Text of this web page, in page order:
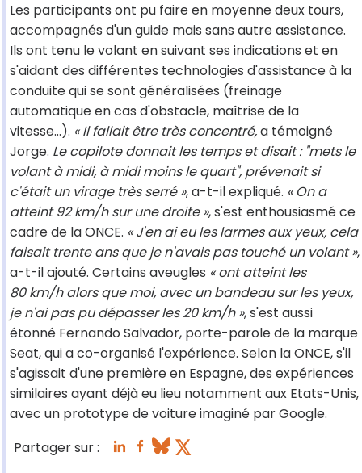
Les participants ont pu faire en moyenne deux tours,
accompagnés d'un guide mais sans autre assistance.
Ils ont tenu le volant en suivant ses indications et en
s'aidant des différentes technologies d'assistance à la
conduite qui se sont généralisées (freinage
automatique en cas d'obstacle, maîtrise de la
vitesse…). « Il fallait être très concentré,a témoigné
Jorge. Le copilote donnait les temps et disait : "mets le
volant à midi, à midi moins le quart", prévenait si
c'était un virage très serré », a-t-il expliqué. « On a
atteint 92 km/h sur une droite », s'est enthousiasmé ce
cadre de la ONCE. « J'en ai eu les larmes aux yeux, cela
faisait trente ans que je n'avais pas touché un volant »,
a-t-il ajouté. Certains aveugles « ont atteint les
80 km/h alors que moi, avec un bandeau sur les yeux,
je n'ai pas pu dépasser les 20 km/h », s'est aussi
étonné Fernando Salvador, porte-parole de la marque
Seat, qui a co-organisé l'expérience. Selon la ONCE, s'il
s'agissait d'une première en Espagne, des expériences
similaires ayant déjà eu lieu notamment aux Etats-Unis,
avec un prototype de voiture imaginé par Google.
Partager sur :